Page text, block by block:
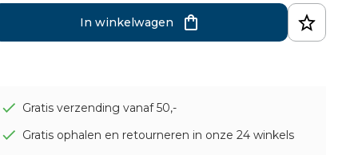
In winkelwagen
Gratis verzending vanaf 50,-
Gratis ophalen en retourneren in onze 24 winkels